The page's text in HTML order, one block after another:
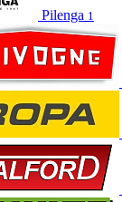
Pilenga 1